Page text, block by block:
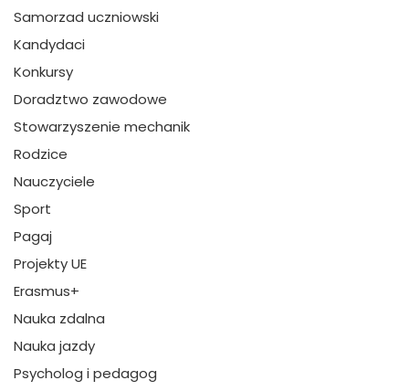
Samorzad uczniowski
Kandydaci
Konkursy
Doradztwo zawodowe
Stowarzyszenie mechanik
Rodzice
Nauczyciele
Sport
Pagaj
Projekty UE
Erasmus+
Nauka zdalna
Nauka jazdy
Psycholog i pedagog